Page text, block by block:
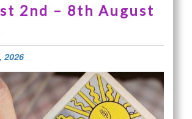
2nd – 8th August
2026